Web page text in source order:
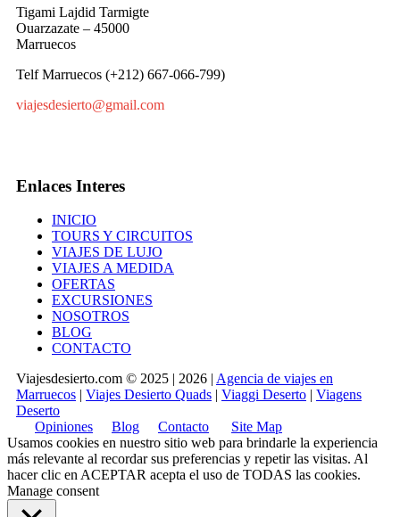
Tigami Lajdid Tarmigte
Ouarzazate – 45000
Marruecos
Telf Marruecos (+212) 667-066-799)
viajesdesierto@gmail.com
Enlaces Interes
INICIO
TOURS Y CIRCUITOS
VIAJES DE LUJO
VIAJES A MEDIDA
OFERTAS
EXCURSIONES
NOSOTROS
BLOG
CONTACTO
Viajesdesierto.com © 2025 | 2026 | Agencia de viajes en
Marruecos | Viajes Desierto Quads | Viaggi Deserto | Viagens
Deserto
Opiniones
Blog Contacto
Site Map
Usamos cookies en nuestro sitio web para brindarle la experiencia
más relevante al recordar sus preferencias y repetir las visitas. Al
hacer clic en ACEPTAR acepta el uso de TODAS las cookies.
Manage consent